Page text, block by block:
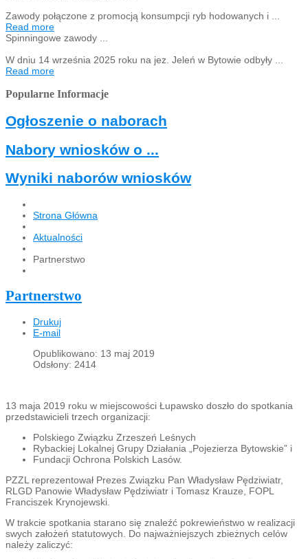
Zawody połączone z promocją konsumpcji ryb hodowanych i ...
Read more
Spinningowe zawody ...
W dniu 14 września 2025 roku na jez. Jeleń w Bytowie odbyły ...
Read more
Popularne Informacje
Ogłoszenie o naborach
Nabory wniosków o ...
Wyniki naborów wniosków
Strona Główna
Aktualności
Partnerstwo
Partnerstwo
Drukuj
E-mail
Opublikowano: 13 maj 2019
Odsłony: 2414
13 maja 2019 roku w miejscowości Łupawsko doszło do spotkania
przedstawicieli trzech organizacji:
Polskiego Związku Zrzeszeń Leśnych
Rybackiej Lokalnej Grupy Działania „Pojezierza Bytowskie” i
Fundacji Ochrona Polskich Lasów.
PZZL reprezentował Prezes Związku Pan Władysław Pędziwiatr,
RLGD Panowie Władysław Pędziwiatr i Tomasz Krauze, FOPL
Franciszek Krynojewski.
W trakcie spotkania starano się znaleźć pokrewieństwo w realizacji
swych założeń statutowych. Do najważniejszych zbieżnych celów
należy zaliczyć: